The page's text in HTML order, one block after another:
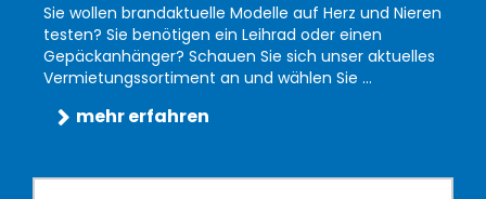
Sie wollen brandaktuelle Modelle auf Herz und Nieren
testen? Sie benötigen ein Leihrad oder einen
Gepäckanhänger? Schauen Sie sich unser aktuelles
Vermietungssortiment an und wählen Sie ...
mehr erfahren